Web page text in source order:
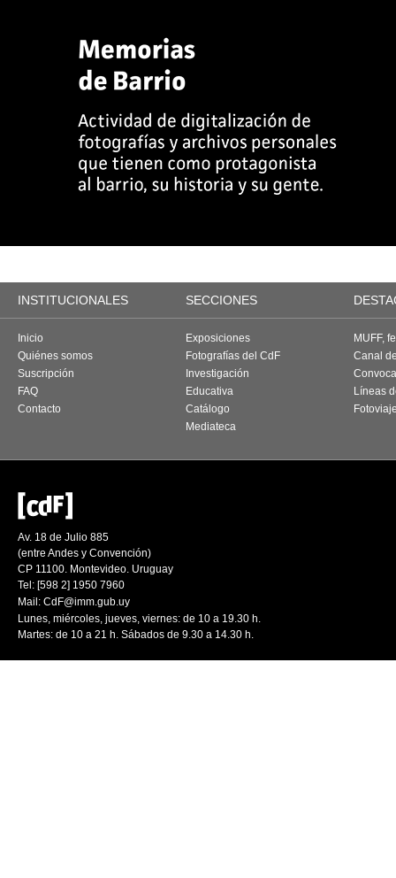
INSTITUCIONALES SECCIONES
Inicio
Quiénes somos
Suscripción
FAQ
Contacto
Exposiciones
Fotografías del CdF
Investigación
Educativa
Catálogo
Mediateca
MUFF,
Canal
Líneas
Av. 18 de Julio 885
(entre Andes y Convención)
CP 11100. Montevideo. Uruguay
Tel: [598 2] 1950 7960
Mail: CdF@imm.gub.uy
Lunes, miércoles, jueves, viernes: de 10 a 19.30 h.
Martes: de 10 a 21 h. Sábados de 9.30 a 14.30 h.